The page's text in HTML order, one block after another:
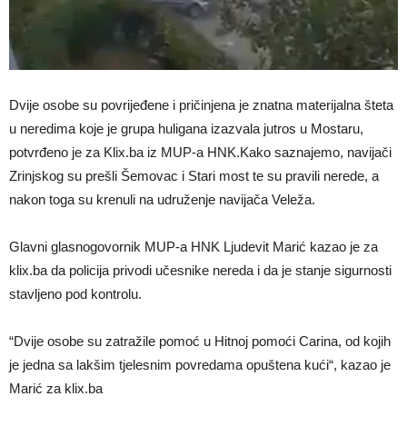
Dvije osobe su povrijeđene i pričinjena je znatna materijalna šteta
u neredima koje je grupa huligana izazvala jutros u Mostaru,
potvrđeno je za Klix.ba iz MUP-a HNK.Kako saznajemo, navijači
Zrinjskog su prešli Šemovac i Stari most te su pravili nerede, a
nakon toga su krenuli na udruženje navijača Veleža.
Glavni glasnogovornik MUP-a HNK Ljudevit Marić kazao je za
klix.ba da policija privodi učesnike nereda i da je stanje sigurnosti
stavljeno pod kontrolu.
“Dvije osobe su zatražile pomoć u Hitnoj pomoći Carina, od kojih
je jedna sa lakšim tjelesnim povredama opuštena kući“, kazao je
Marić za klix.ba